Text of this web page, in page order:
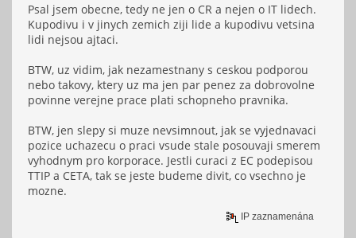
Psal jsem obecne, tedy ne jen o CR a nejen o IT lidech.
Kupodivu i v jinych zemich ziji lide a kupodivu vetsina
lidi nejsou ajtaci.
BTW, uz vidim, jak nezamestnany s ceskou podporou
nebo takovy, ktery uz ma jen par penez za dobrovolne
povinne verejne prace plati schopneho pravnika.
BTW, jen slepy si muze nevsimnout, jak se vyjednavaci
pozice uchazecu o praci vsude stale posouvaji smerem
vyhodnym pro korporace. Jestli curaci z EC podepisou
TTIP a CETA, tak se jeste budeme divit, co vsechno je
mozne.
IP zaznamenána